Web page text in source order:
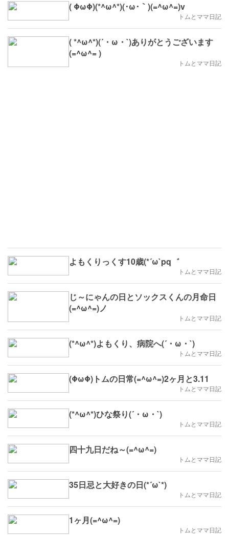
( ΦωΦ)(*^ω^*)(･ω･｀)(=^ω^=)v
トムとママ日記
( *^ω^*)(´・ω・`)ありがとうございます
(=^ω^= )
トムとママ日記
よもくりっくす10歳(*´ω`pq゛
トムとママ日記
じ～にゃんの日とソックスくんの月命日
(=^ω^=)ノ
トムとママ日記
(*^ω^*)よもくり、病院へ(´・ω・`)
トムとママ日記
(ΦωΦ)トムの日常(=^ω^=)2ヶ月と3.11
トムとママ日記
(*^ω^*)ひな祭り(´・ω・`)
トムとママ日記
四十九日だね～(=^ω^=)
トムとママ日記
35日忌と大好きの日(*´ω`*)
トムとママ日記
1ヶ月(=^ω^=)
トムとママ日記